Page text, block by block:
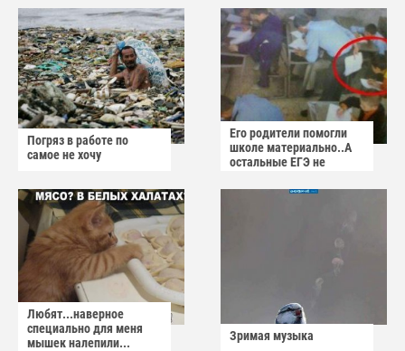
Погряз в работе по
самое не хочу
Его родители помогли
школе материально..А
остальные ЕГЭ не
Любят...наверное
специально для меня
мышек налепили...
Зримая музыка